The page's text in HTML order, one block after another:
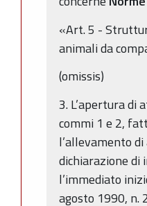
«Art. 5 -
animali da
(omissis)
3. L’apertura di
commi 1 e 2,
l’allevamento
dichiarazione di
l’immediato
agosto 1990, n.